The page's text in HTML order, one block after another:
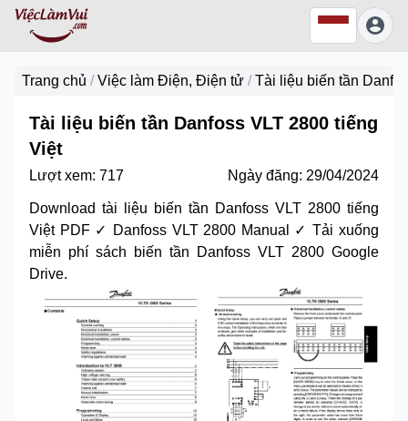
Trang chủ / Việc làm Điện, Điện tử / Tài liệu biến tần
Tài liệu biến tần Danfoss VLT 2800 tiếng
Việt
Lượt xem: 717 Ngày đăng: 29/04/2024
Download tài liệu biến tần Danfoss VLT 2800 tiếng
Việt PDF ✓ Danfoss VLT 2800 Manual ✓ Tải xuống
miễn phí sách biến tần Danfoss VLT 2800 Google
Drive.